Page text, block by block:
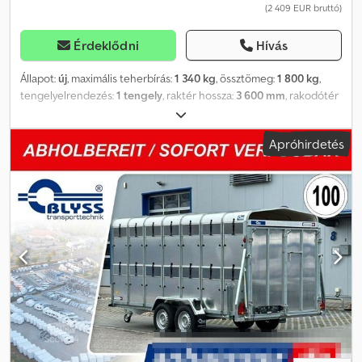
(2 409 EUR bruttó)
Érdeklődni Hívás
Állapot:új, maximális teherbírás:1 340 kg, össztömeg:1 800 kg,
tengelyelrendezés:1 tengely, raktér hossza: 3 600 mm, rakodótér
, raktérmagasság:
Djdpjthkp Dsfx Aamsck Műszaki adatok: * Pótkocsi típus: Daytona
* Össztömeg: 1800 kg * Hasznos teher: 1340 kg * Külső méretek: H:
560 cm, Sz: 238 cm, M: 64 cm * Belső méretek: H: 360 cm, Sz: 180
cm, M: 11 cm * Rakodási magasság: kb. 45 cm * Padló: horganyzott,
lyukacsos acéllemez * Rögzítési pontok: lyukacsos acéllemez *
Váz: csavart acél * Elektromos rendszer: 13 pólusú, 12 V *
Gumiabroncsok: 195/50R13C * Tengelygyártó: AL-KO vagy KNOTT *
Tengelyek száma: 1 * Fékezett tengely * Támasztókerék:
szériafelszerelés * Függesztési sín szélessége: 48 cm * Rampa: 40
cm * Rampaszög: kb. 10,5° vagy kb. 18,5% * Lépcsőfelületek a
sárvédők előtt és mögött * Lengéscsillapítóval szerelt futómű, 100
km/h-s jóváhagyás + járműigazolás / COC tanúsítvány: 49,99 €
Minden ár tartalmazza az ÁFÁ-t. Nyitvatartás Reichertshofenben:
Hétfőtől péntekig 08:00-tól 12:00-ig és 13:00-tól 17:00-ig Szombat
Apróhirdetés